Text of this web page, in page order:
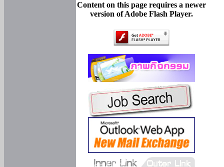
Content on this page requires a newer
version of Adobe Flash Player.